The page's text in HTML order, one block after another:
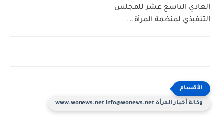
العادي التاسع عشر للمجلس
التنفيذي لمنظمة المرأة...
وكالة أخبار المرأة www.wonews.net info@wonews.net